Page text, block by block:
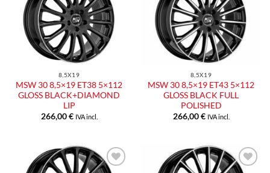
Aggiungi
alla lista
dei
desideri
8,5X19
MSW 30 8,5×19 ET38 5×112
GLOSS BLACK+DIAMOND
LIP
266,00€ IVA incl.
Aggiungi
alla lista
dei
desideri
8,5X19
MSW 30 8,5×19 ET43 5×112
GLOSS BLACK FULL
POLISHED
266,00€ IVA incl.